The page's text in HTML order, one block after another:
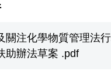
關注化學物質管理法
助辦法草案 .pdf